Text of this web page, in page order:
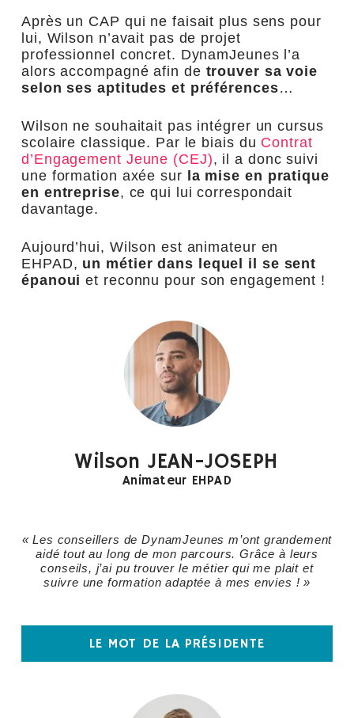
Après un CAP qui ne faisait plus sens pour
lui, Wilson n’avait pas de projet
professionnel concret. DynamJeunes l’a
alors accompagné afin de trouver sa voie
selon ses aptitudes et préférences…
Wilson ne souhaitait pas intégrer un cursus
scolaire classique. Par le biais du Contrat
d’Engagement Jeune (CEJ), il a donc suivi
une formation axée sur la mise en pratique
en entreprise, ce qui lui correspondait
davantage.
Aujourd’hui, Wilson est animateur en
EHPAD, un métier dans lequel il se sent
épanoui et reconnu pour son engagement !
Wilson JEAN-JOSEPH
Animateur EHPAD
« Les conseillers de DynamJeunes m’ont grandement
aidé tout au long de mon parcours. Grâce à leurs
conseils, j’ai pu trouver le métier qui me plait et
suivre une formation adaptée à mes envies ! »
LE MOT DE LA PRÉSIDENTE